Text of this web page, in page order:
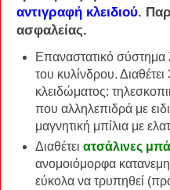
αντιγραφή κλειδιού.
ασφαλείας.
Επαναστατικό σύστημα
του κυλίνδρου.
κλειδώματος:
που αλληλεπιδρά με
μαγνητική μπίλια με
Διαθέτει ατσάλινες
ανομοιόμορφα
εύκολα να τρυπηθεί